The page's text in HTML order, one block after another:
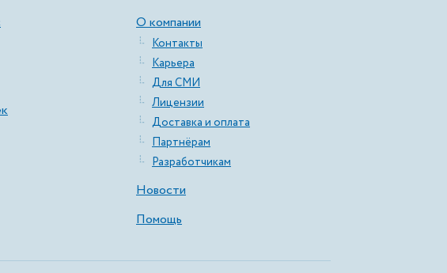
Помощь
Новости
Разработчикам
Партнёрам
Доставка и оплата
Лицензии
Для СМИ
Карьера
Контакты
О компании